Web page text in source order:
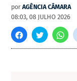
por AGÊNCIA CÂMARA
08:03, 08 JULHO 2026